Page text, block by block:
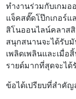
ทำงานร่วมกับเกม
แจ็คสตั๊ดโป๊กเกอร์แ
สิโนออนไลน์คลา
สนุกสนานจะได้รับ
เพลิดเพลินและเมื่อ
รายด์มากที่สุดจะได้
ข้อได้เปรียบที่สำคัญ